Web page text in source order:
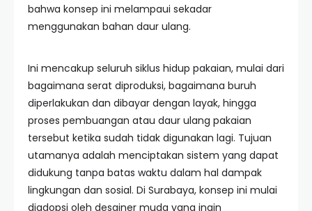
bahwa konsep ini melampaui sekadar
menggunakan bahan daur ulang.
Ini mencakup seluruh siklus hidup pakaian, mulai dari
bagaimana serat diproduksi, bagaimana buruh
diperlakukan dan dibayar dengan layak, hingga
proses pembuangan atau daur ulang pakaian
tersebut ketika sudah tidak digunakan lagi. Tujuan
utamanya adalah menciptakan sistem yang dapat
didukung tanpa batas waktu dalam hal dampak
lingkungan dan sosial. Di Surabaya, konsep ini mulai
diadopsi oleh desainer muda yang ingin